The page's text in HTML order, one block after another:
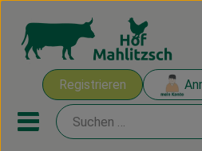
Registrieren
Mobiles Menu